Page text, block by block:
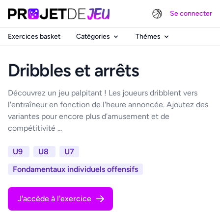
Se connecter
Exercices basket Catégories Thèmes
Dribbles et arrêts
Découvrez un jeu palpitant ! Les joueurs dribblent vers
l'entraîneur en fonction de l'heure annoncée. Ajoutez des
variantes pour encore plus d'amusement et de
compétitivité ...
U9 U8
U7
Fondamentaux individuels offensifs
J'accède à l'exercice